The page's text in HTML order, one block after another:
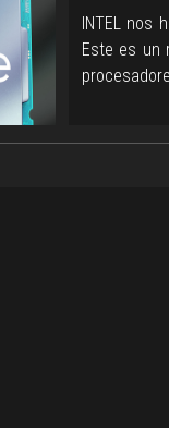
INTEL nos
Este es un